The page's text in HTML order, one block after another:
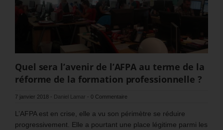
Quel sera l’avenir de l’AFPA au terme de la
réforme de la formation professionnelle ?
7 janvier 2018 - Daniel Lamar - 0 Commentaire
L’AFPA est en crise, elle a vu son périmètre se réduire
progressivement. Elle a pourtant une place légitime parmi les